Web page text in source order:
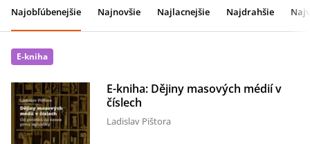
Najobľúbenejšie Najnovšie Najlacnejšie Najdrahšie
E-kniha
E-kniha: Dějiny masových médií v
číslech
Ladislav Pištora